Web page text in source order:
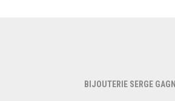
BIJOUTERIE SERGE